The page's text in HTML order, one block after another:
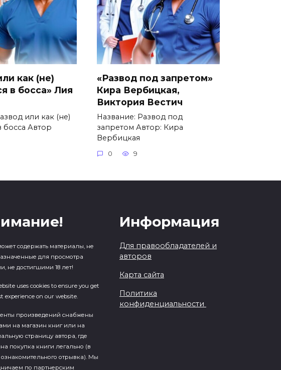
как (не)
в босса» Лия
или как (не)
босса Автор
«Развод под запретом»
Кира Вербицкая,
Виктория Вестич
Название: Развод под
запретом Автор: Кира
Вербицкая
0 9
содержать материалы, не
для просмотра
не достигшими 18 лет!
uses cookies to ensure you get
experience on our website.
произведений cнабжены
на магазин книг или на
страницу автора, где
покупка книги легально (в
отрывка). Мы
по партнерским
Информация
Для правообладателей и
авторов
Карта сайта
Политика
конфиденциальности